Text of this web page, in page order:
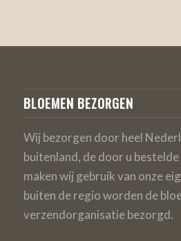
BLOEMEN BEZORGEN
Wij bezorgen door heel
buitenland, de door u
maken wij gebruik van onze
buiten de regio worden de
verzendorganisatie bezorgd.